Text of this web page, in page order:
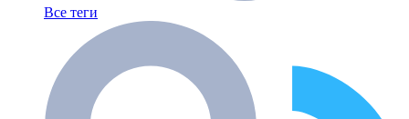
Все теги